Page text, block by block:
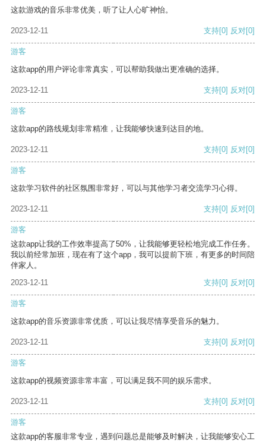
这款游戏的音乐非常优美，听了让人心旷神怡。
2023-12-11 支持[0] 反对[0]
游客
这款app的用户评论非常真实，可以帮助我做出更准确的选择。
2023-12-11 支持[0] 反对[0]
游客
这款app的路线规划非常精准，让我能够快速到达目的地。
2023-12-11 支持[0] 反对[0]
游客
这款学习软件的社区氛围非常好，可以与其他学习者交流学习心得。
2023-12-11 支持[0] 反对[0]
游客
这款app让我的工作效率提高了50%，让我能够更轻松地完成工作任务。
我以前经常加班，现在有了这个app，我可以提前下班，有更多的时间陪
伴家人。
2023-12-11
支持[0] 反对[0]
游客
这款app的音乐资源非常优质，可以让我尽情享受音乐的魅力。
2023-12-11 支持[0] 反对[0]
游客
这款app的视频资源非常丰富，可以满足我不同的娱乐需求。
2023-12-11 支持[0] 反对[0]
游客
这款app的客服非常专业，遇到问题总是能够及时解决，让我能够安心工